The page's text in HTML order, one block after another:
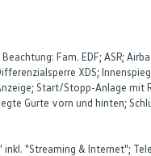
Fam. EDF; ASR;
XDS;
Start/Stopp-Anlage mit
Gurte vorn und hinten;
"Streaming & Internet";